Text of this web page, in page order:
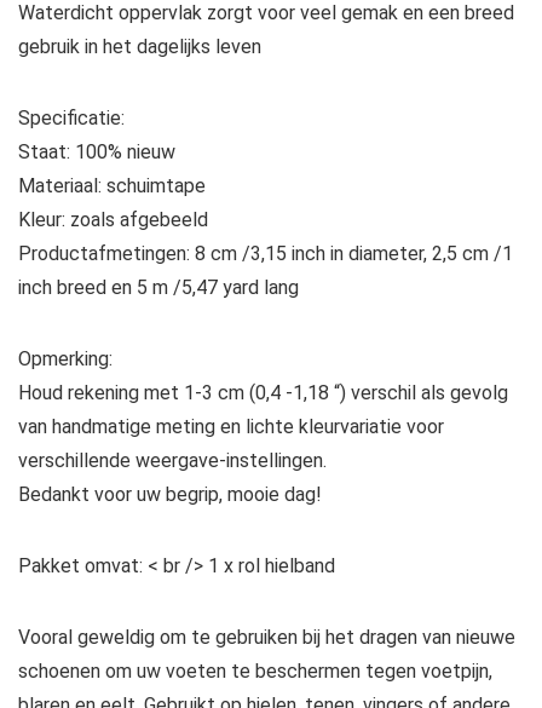
Waterdicht oppervlak zorgt voor veel gemak en een breed
gebruik in het dagelijks leven
Specificatie:
Staat: 100% nieuw
Materiaal: schuimtape
Kleur: zoals afgebeeld
Productafmetingen: 8 cm /3,15 inch in diameter, 2,5 cm /1
inch breed en 5 m /5,47 yard lang
Opmerking:
Houd rekening met 1-3 cm (0,4 -1,18 “) verschil als gevolg
van handmatige meting en lichte kleurvariatie voor
verschillende weergave-instellingen.
Bedankt voor uw begrip, mooie dag!
Pakket omvat: < br /> 1 x rol hielband
Vooral geweldig om te gebruiken bij het dragen van nieuwe
schoenen om uw voeten te beschermen tegen voetpijn,